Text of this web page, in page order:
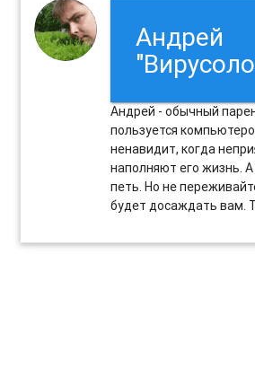
Андрей
Андрей - обычный
пользуется
ненавидит, когда
наполняют его жизнь.
петь. Но не
будет досаждать вам.